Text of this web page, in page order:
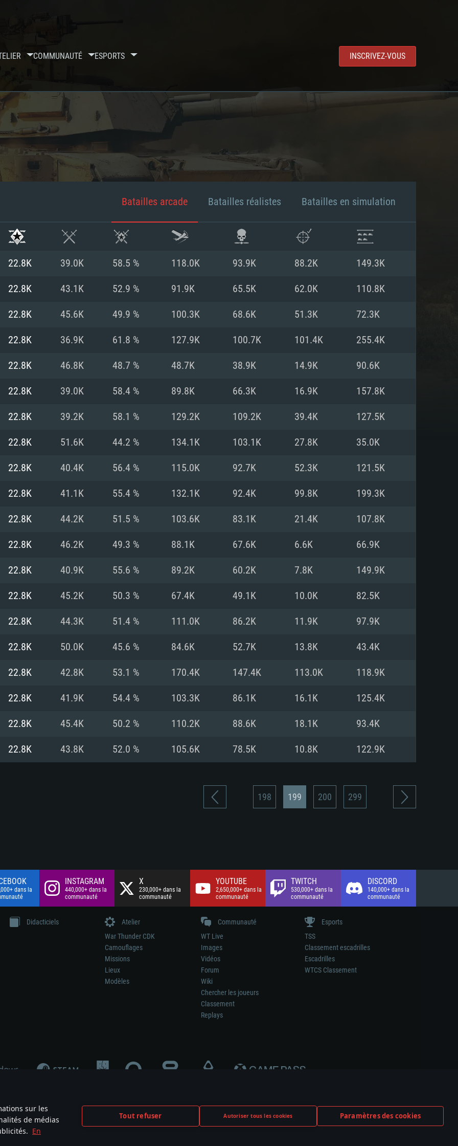
sur les
de médias
En
Tout refuser Autoriser tous les cookies Paramètres des cookies
COMMUNAUTÉ ESPORTS INSCRIVEZ-VOUS
SYSTÈME REQUISE
11: AMD
660. La
le jeu est de
Recommandée
Carte graphique supportant DirectX 11 ou plus et
drivers: Nvidia GeForce 1060 et plus, Radeon RX
570 et plus.
Connection: Connexion Internet à haut débit
Disque dur: 75.9 Go (client complet)
supportés)
(Mac), ou
minimale
Recommandée
ne sont pas supportés)
Mémoire: 8 GB
Carte graphique: Radeon Vega II ou plus avec
support de Metal
Connection: Connexion Internet à haut débit
Disque dur: 62,2 Go (client complet)
les derniers
pour AMD
haut débit
Recommandée
Carte graphique: NVIDIA 1060 avec les derniers
drivers (moins de 6 mois) / de même pour AMD
(Radeon RX 570) avec les derniers drivers de
Disque dur: 60,2 Go (client complet)
Batailles arcade Batailles réalistes Batailles en simulation
22.8K 39.0K 58.5 % 118.0K 93.9K 88.2K 149.3K
22.8K 43.1K 52.9 % 91.9K 65.5K 62.0K 110.8K
22.8K 45.6K 49.9 % 100.3K 68.6K 51.3K 72.3K
22.8K 36.9K 61.8 % 127.9K 100.7K 101.4K 255.4K
22.8K 46.8K 48.7 % 48.7K 38.9K 14.9K 90.6K
22.8K 39.0K 58.4 % 89.8K 66.3K 16.9K 157.8K
22.8K 39.2K 58.1 % 129.2K 109.2K 39.4K 127.5K
22.8K 51.6K 44.2 % 134.1K 103.1K 27.8K 35.0K
22.8K 40.4K 56.4 % 115.0K 92.7K 52.3K 121.5K
22.8K 41.1K 55.4 % 132.1K 92.4K 99.8K 199.3K
22.8K 44.2K 51.5 % 103.6K 83.1K 21.4K 107.8K
22.8K 46.2K 49.3 % 88.1K 67.6K 6.6K 66.9K
22.8K 40.9K 55.6 % 89.2K 60.2K 7.8K 149.9K
22.8K 45.2K 50.3 % 67.4K 49.1K 10.0K 82.5K
22.8K 44.3K 51.4 % 111.0K 86.2K 11.9K 97.9K
22.8K 50.0K 45.6 % 84.6K 52.7K 13.8K 43.4K
22.8K 42.8K 53.1 % 170.4K 147.4K 113.0K 118.9K
22.8K 41.9K 54.4 % 103.3K 86.1K 16.1K 125.4K
22.8K 45.4K 50.2 % 110.2K 88.6K 18.1K 93.4K
22.8K 43.8K 52.0 % 105.6K 78.5K 10.8K 122.9K
198 199 200 299
dans la
INSTAGRAM
440,000+ dans la
communauté
X
230,000+ dans la
communauté
YOUTUBE
2,650,000+ dans la
communauté
TWITCH
530,000+ dans la
communauté
DISCORD
140,000+ dans la
communauté
Didacticiels
Atelier
War Thunder CDK
Camouflages
Missions
Lieux
Modèles
Communauté
WT Live
Images
Vidéos
Forum
Wiki
Chercher les joueurs
Classement
Replays
Esports
TSS
Classement escadrilles
Escadrilles
WTCS Classement
pas la participation au développement du jeu, le sponsoring ou à l’approbation de tout fabricant d’armes ou de véhicule.
are the property of their respective owners.